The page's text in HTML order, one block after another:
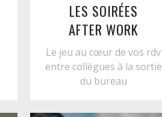
LES SOIRÉES
AFTER WORK
Le jeu au cœur de vos rdv
entre collègues à la sortie
du bureau